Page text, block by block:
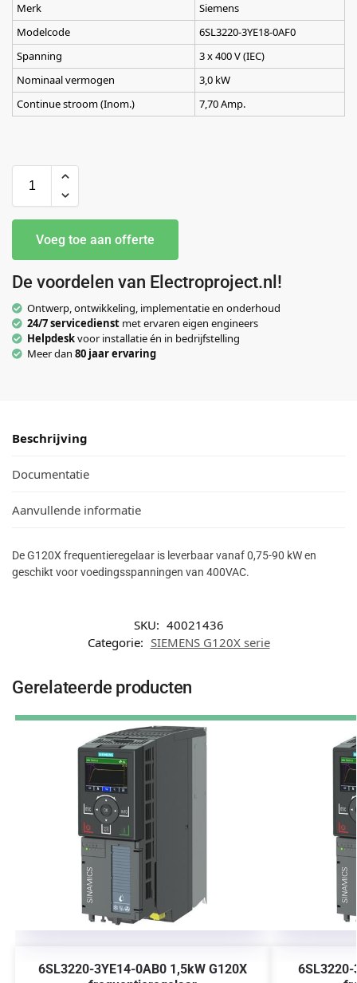
Merk
Siemens
Modelcode
6SL3220-3YE18-0AF0
Spanning
3 x 400 V (IEC)
Nominaal vermogen
3,0 kW
Continue stroom (Inom.)
7,70 Amp.
Voeg toe aan offerte
De voordelen van Electroproject.nl!
Ontwerp, ontwikkeling, implementatie en onderhoud
24/7 servicedienst met ervaren eigen engineers
Helpdeskvoor installatie én in bedrijfstelling
Meer dan 80 jaar ervaring
Beschrijving
Documentatie
Aanvullende informatie
De G120X frequentieregelaar is leverbaar vanaf 0,75-90 kW en
geschikt voor voedingsspanningen van 400VAC.
SKU: 40021436
Categorie: SIEMENS G120X serie
Gerelateerde producten
6SL3220-3YE14-0AB0 1,5kW G120X
6SL3220-